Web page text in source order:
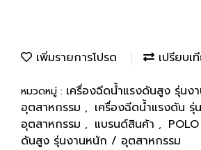
เพิ่มรายการโปรด เปรียบเ
หมวดหมู่ : เครื่องฉีดน้ำแรงดันสูง รุ่นง
อุตสาหกรรม , เครื่องฉีดน้ำแรงดัน
อุตสาหกรรม , แบรนด์สินค้า , POLO
ดันสูง รุ่นงานหนัก / อุตสาหกรรม